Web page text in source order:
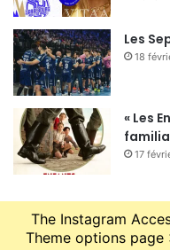
Catherine à
17h à 18h
chinoise pour les
🖌 Inscription
Relations
: 02 38 68 41 32.
Maison des
Catherine à
China »de John
Les
18
« Les
17
The Instagram
Theme options